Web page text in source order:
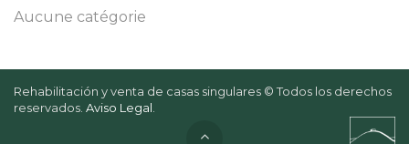
Aucune catégorie
Rehabilitación y venta de casas singulares © Todos los derechos
reservados. Aviso Legal